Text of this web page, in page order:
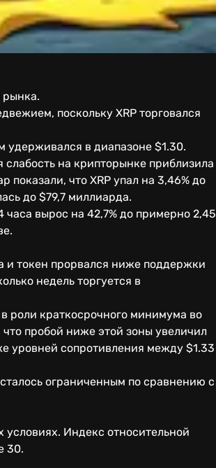
рынка.
поскольку XRP торговался
удерживался в диапазоне $1.30.
на крипторынке приблизила
что XRP упал на 3,46% до
до $79,7 миллиарда.
часа вырос на 42,7% до примерно 2,45
и токен прорвался ниже поддержки
недель торгуется в
роли краткосрочного минимума во
пробой ниже этой зоны увеличил
уровней сопротивления между $1.33
ограниченным по сравнению с
Индекс относительной
30.